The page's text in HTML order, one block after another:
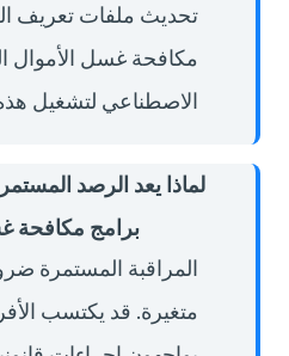
تحديث ملفات تعريف
مكافحة غسل الأموال
الاصطناعي لتشغيل هذه
لماذا يعد الرصد
برامج مكافحة
المراقبة المستمرة
متغيرة. قد يكتسب